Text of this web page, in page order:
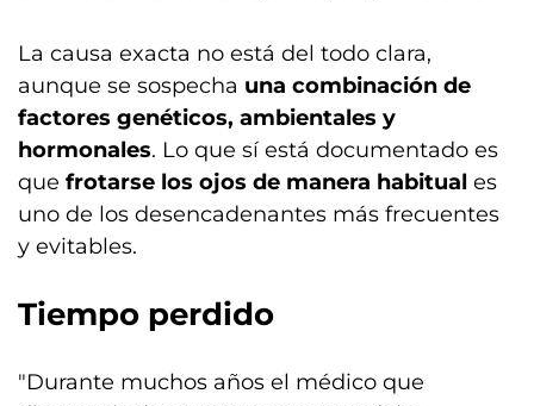
La causa exacta no está del todo clara,
aunque se sospecha una combinación de
factores genéticos, ambientales y
hormonales. Lo que sí está documentado es
que frotarse los ojos de manera habitual es
uno de los desencadenantes más frecuentes
y evitables.
Tiempo perdido
"Durante muchos años el médico que